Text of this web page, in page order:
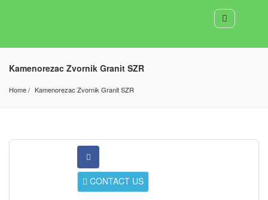
Kamenorezac Zvornik Granit SZR
Home Kamenorezac Zvornik Granit SZR
CONTACT US